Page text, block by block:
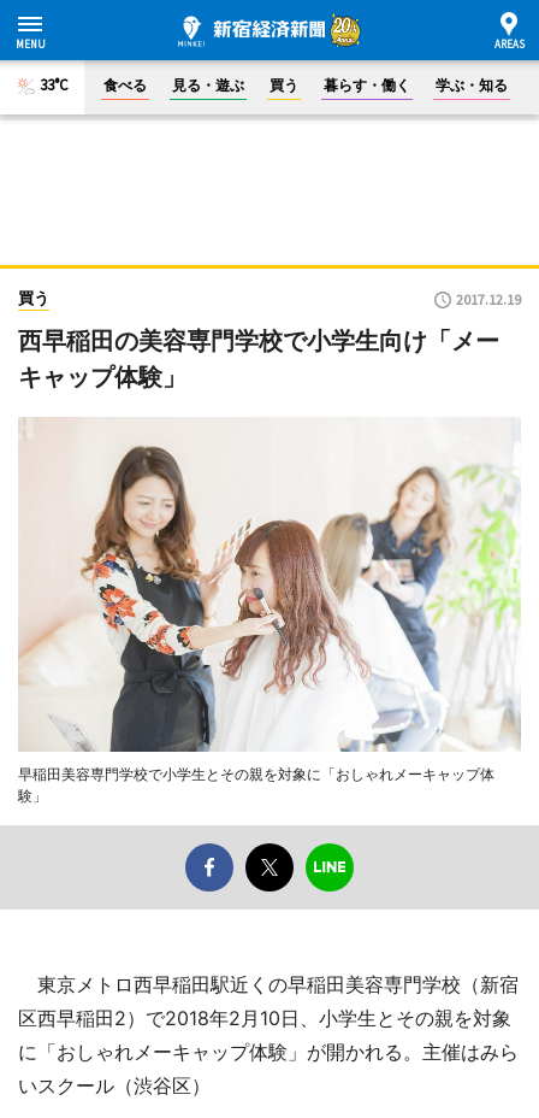
33°C 食べる 見る・遊ぶ 買う 暮らす・働く 学ぶ・知る
買う 2017.12.19
西早稲田の美容専門学校で小学生向け「メー
キャップ体験」
早稲田美容専門学校で小学生とその親を対象に「おしゃれメーキャップ体
験」
東京メトロ西早稲田駅近くの早稲田美容専門学校（新宿
区西早稲田2）で2018年2月10日、小学生とその親を対象
に「おしゃれメーキャップ体験」が開かれる。主催はみら
いスクール（渋谷区）